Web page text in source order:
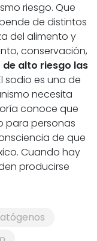
riesgo. Que
de distintos
del alimento y
conservación,
de alto riesgo las
sodio es una de
necesita
conoce que
para personas
de que
Cuando hay
producirse